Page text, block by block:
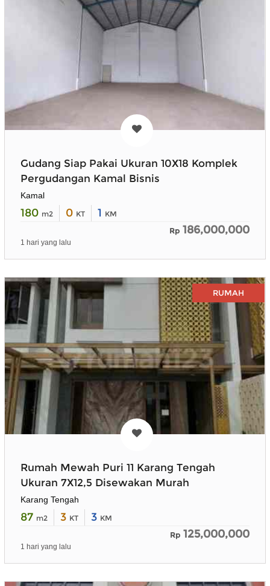
Gudang Siap Pakai Ukuran 10X18 Komplek
Pergudangan Kamal Bisnis
Kamal
180 m2 0 KT 1 KM
Rp 186,000,000
1 hari yang lalu
RUMAH
Rumah Mewah Puri 11 Karang Tengah
Ukuran 7X12,5 Disewakan Murah
Karang Tengah
87 m2 3 KT 3 KM
Rp 125,000,000
1 hari yang lalu